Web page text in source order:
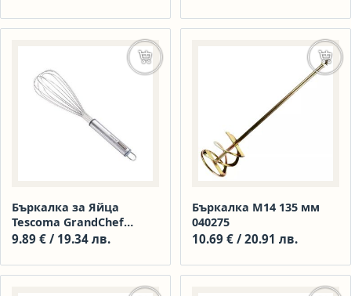
Бъркалка за Яйца
Tescoma GrandChef
1001519
9.89 € / 19.34 лв.
Добавяне в количката
Бъркалка М14 135 мм
040275
10.69 € / 20.91 лв.